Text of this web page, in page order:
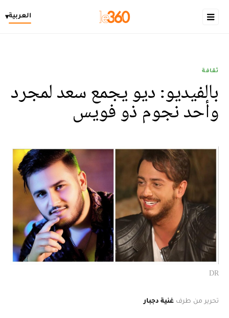
العربية▾
ثقافة
بالفيديو: ديو يجمع سعد لمجرد
وأحد نجوم ذو فويس
DR
تحرير من طرف غنية دجبار